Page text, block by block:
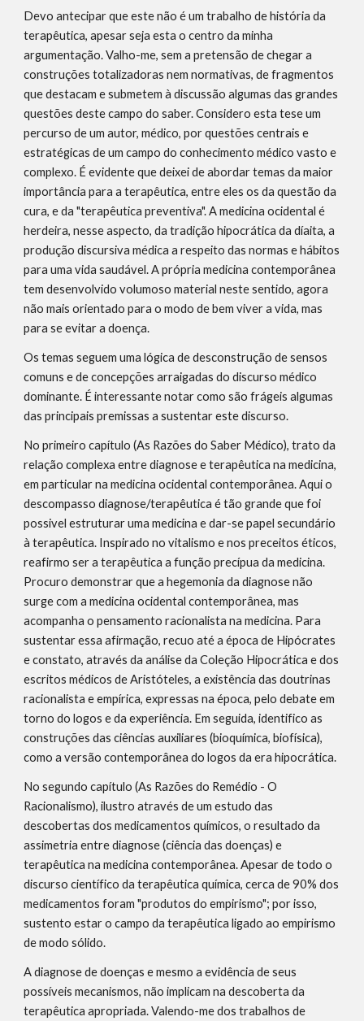
Devo antecipar que este não é um trabalho de história da
terapêutica, apesar seja esta o centro da minha
argumentação. Valho-me, sem a pretensão de chegar a
construções totalizadoras nem normativas, de fragmentos
que destacam e submetem à discussão algumas das grandes
questões deste campo do saber. Considero esta tese um
percurso de um autor, médico, por questões centrais e
estratégicas de um campo do conhecimento médico vasto e
complexo. É evidente que deixei de abordar temas da maior
importância para a terapêutica, entre eles os da questão da
cura, e da "terapêutica preventiva". A medicina ocidental é
herdeira, nesse aspecto, da tradição hipocrática da díaita, a
produção discursiva médica a respeito das normas e hábitos
para uma vida saudável. A própria medicina contemporânea
tem desenvolvido volumoso material neste sentido, agora
não mais orientado para o modo de bem viver a vida, mas
para se evitar a doença.
Os temas seguem uma lógica de desconstrução de sensos
comuns e de concepções arraigadas do discurso médico
dominante. É interessante notar como são frágeis algumas
das principais premissas a sustentar este discurso.
No primeiro capítulo (As Razões do Saber Médico), trato da
relação complexa entre diagnose e terapêutica na medicina,
em particular na medicina ocidental contemporânea. Aqui o
descompasso diagnose/terapêutica é tão grande que foi
possivel estruturar uma medicina e dar-se papel secundário
à terapêutica. Inspirado no vitalismo e nos preceitos éticos,
reafirmo ser a terapêutica a função precípua da medicina.
Procuro demonstrar que a hegemonia da diagnose não
surge com a medicina ocidental contemporânea, mas
acompanha o pensamento racionalista na medicina. Para
sustentar essa afirmação, recuo até a época de Hipócrates
e constato, através da análise da Coleção Hipocrática e dos
escritos médicos de Aristóteles, a existência das doutrinas
racionalista e empírica, expressas na época, pelo debate em
torno do logos e da experiência. Em seguida, identifico as
construções das ciências auxiliares (bioquímica, biofísica),
como a versão contemporânea do logos da era hipocrática.
No segundo capítulo (As Razões do Remédio - O
Racionalismo), ilustro através de um estudo das
descobertas dos medicamentos químicos, o resultado da
assimetria entre diagnose (ciência das doenças) e
terapêutica na medicina contemporânea. Apesar de todo o
discurso científico da terapêutica química, cerca de 90% dos
medicamentos foram "produtos do empirismo"; por isso,
sustento estar o campo da terapêutica ligado ao empirismo
de modo sólido.
A diagnose de doenças e mesmo a evidência de seus
possíveis mecanismos, não implicam na descoberta da
terapêutica apropriada. Valendo-me dos trabalhos de